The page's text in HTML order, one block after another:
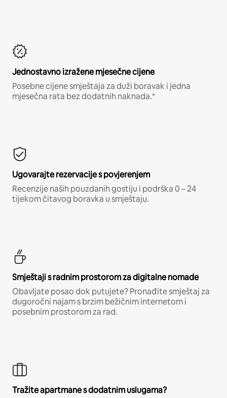
Jednostavno izražene mjesečne cijene
Posebne cijene smještaja za duži boravak i jedna
mjesečna rata bez dodatnih naknada.*
Ugovarajte rezervacije s povjerenjem
Recenzije naših pouzdanih gostiju i podrška 0 – 24
tijekom čitavog boravka u smještaju.
Smještaji s radnim prostorom za digitalne nomade
Obavljate posao dok putujete? Pronađite smještaj za
dugoročni najam s brzim bežičnim internetom i
posebnim prostorom za rad.
Tražite apartmane s dodatnim uslugama?